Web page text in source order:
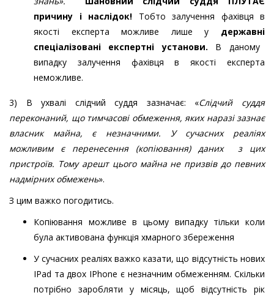
причину і наслідок! Тобто залучення фахівця в
якості експерта можливе лише у державні
спеціалізовані експертні установи. В даному
випадку залучення фахівця в якості експерта
неможливе.
3) В ухвалі слідчий суддя зазначає: «Слідчий суддя
переконаний, що тимчасові обмеження, яких наразі зазнає
власник майна, є незначними. У сучасних реаліях
можливим є перенесення (копіювання) даних з цих
пристроїв. Тому арешт цього майна не призвів до певних
надмірних обмежень».
З цим важко погодитись.
Копіювання можливе в цьому випадку тільки коли
була активована функція хмарного збереження
У сучасних реаліях важко казати, що відсутність нових
IPad та двох IPhone є незначним обмеженням. Скільки
потрібно заробляти у місяць, щоб відсутність рік